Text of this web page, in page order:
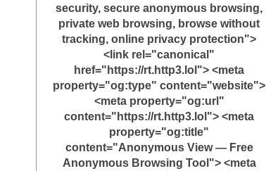
security, secure anonymous browsing,
private web browsing, browse without
tracking, online privacy protection">
<link rel="canonical"
href="https://rt.http3.lol"> <meta
property="og:type" content="website">
<meta property="og:url"
content="https://rt.http3.lol"> <meta
property="og:title"
content="Anonymous View — Free
Anonymous Browsing Tool"> <meta